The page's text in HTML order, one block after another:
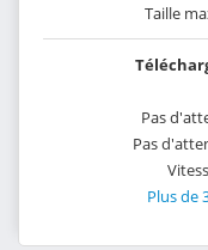
Taille
Pas
Pas
Plus de